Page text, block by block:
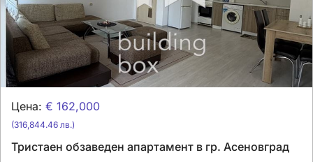
Цена: € 162,000
(316,844.46 лв.)
Тристаен обзаведен апартамент в гр. Асеновград